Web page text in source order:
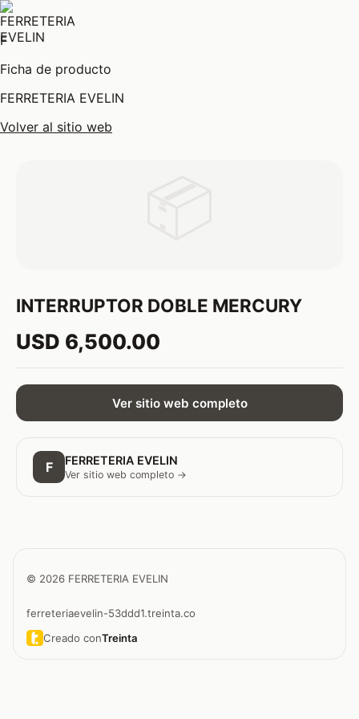
F
Ficha de producto
FERRETERIA EVELIN
Volver al sitio web
INTERRUPTOR DOBLE MERCURY
USD 6,500.00
Ver sitio web completo
F FERRETERIA EVELIN
Ver sitio web completo →
© 2026 FERRETERIA EVELIN
ferreteriaevelin-53ddd1.treinta.co
Creado conTreinta